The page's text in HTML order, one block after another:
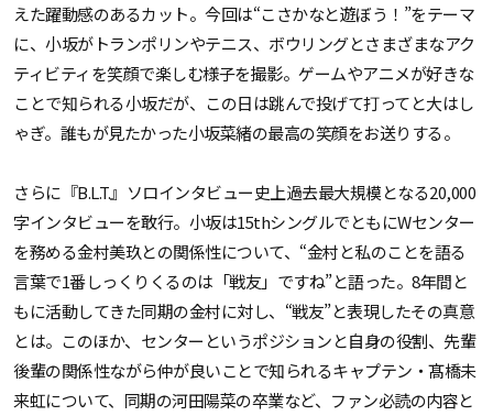
えた躍動感のあるカット。今回は“こさかなと遊ぼう！”をテーマ
に、小坂がトランポリンやテニス、ボウリングとさまざまなアク
ティビティを笑顔で楽しむ様子を撮影。ゲームやアニメが好きな
ことで知られる小坂だが、この日は跳んで投げて打ってと大はし
ゃぎ。誰もが見たかった小坂菜緒の最高の笑顔をお送りする。
さらに『B.L.T.』ソロインタビュー史上過去最大規模となる20,000
字インタビューを敢行。小坂は15thシングルでともにWセンター
を務める金村美玖との関係性について、“金村と私のことを語る
言葉で1番しっくりくるのは「戦友」ですね”と語った。8年間と
もに活動してきた同期の金村に対し、“戦友”と表現したその真意
とは――。このほか、センターというポジションと自身の役割、先輩
後輩の関係性ながら仲が良いことで知られるキャプテン・髙橋未
来虹について、同期の河田陽菜の卒業など、ファン必読の内容と